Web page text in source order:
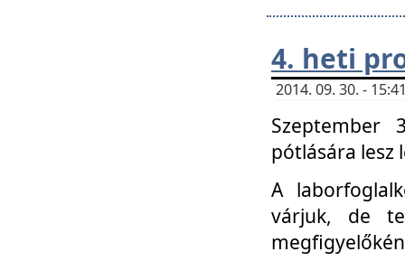
4. heti
2014. 09. 30. -
Szeptember
pótlására lesz
A
várjuk, de